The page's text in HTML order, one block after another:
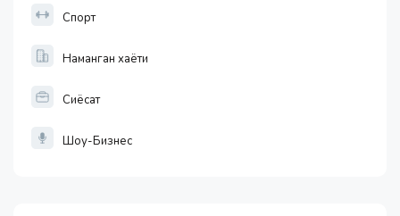
Спорт
Наманган хаёти
Сиёсат
Шоу-Бизнес